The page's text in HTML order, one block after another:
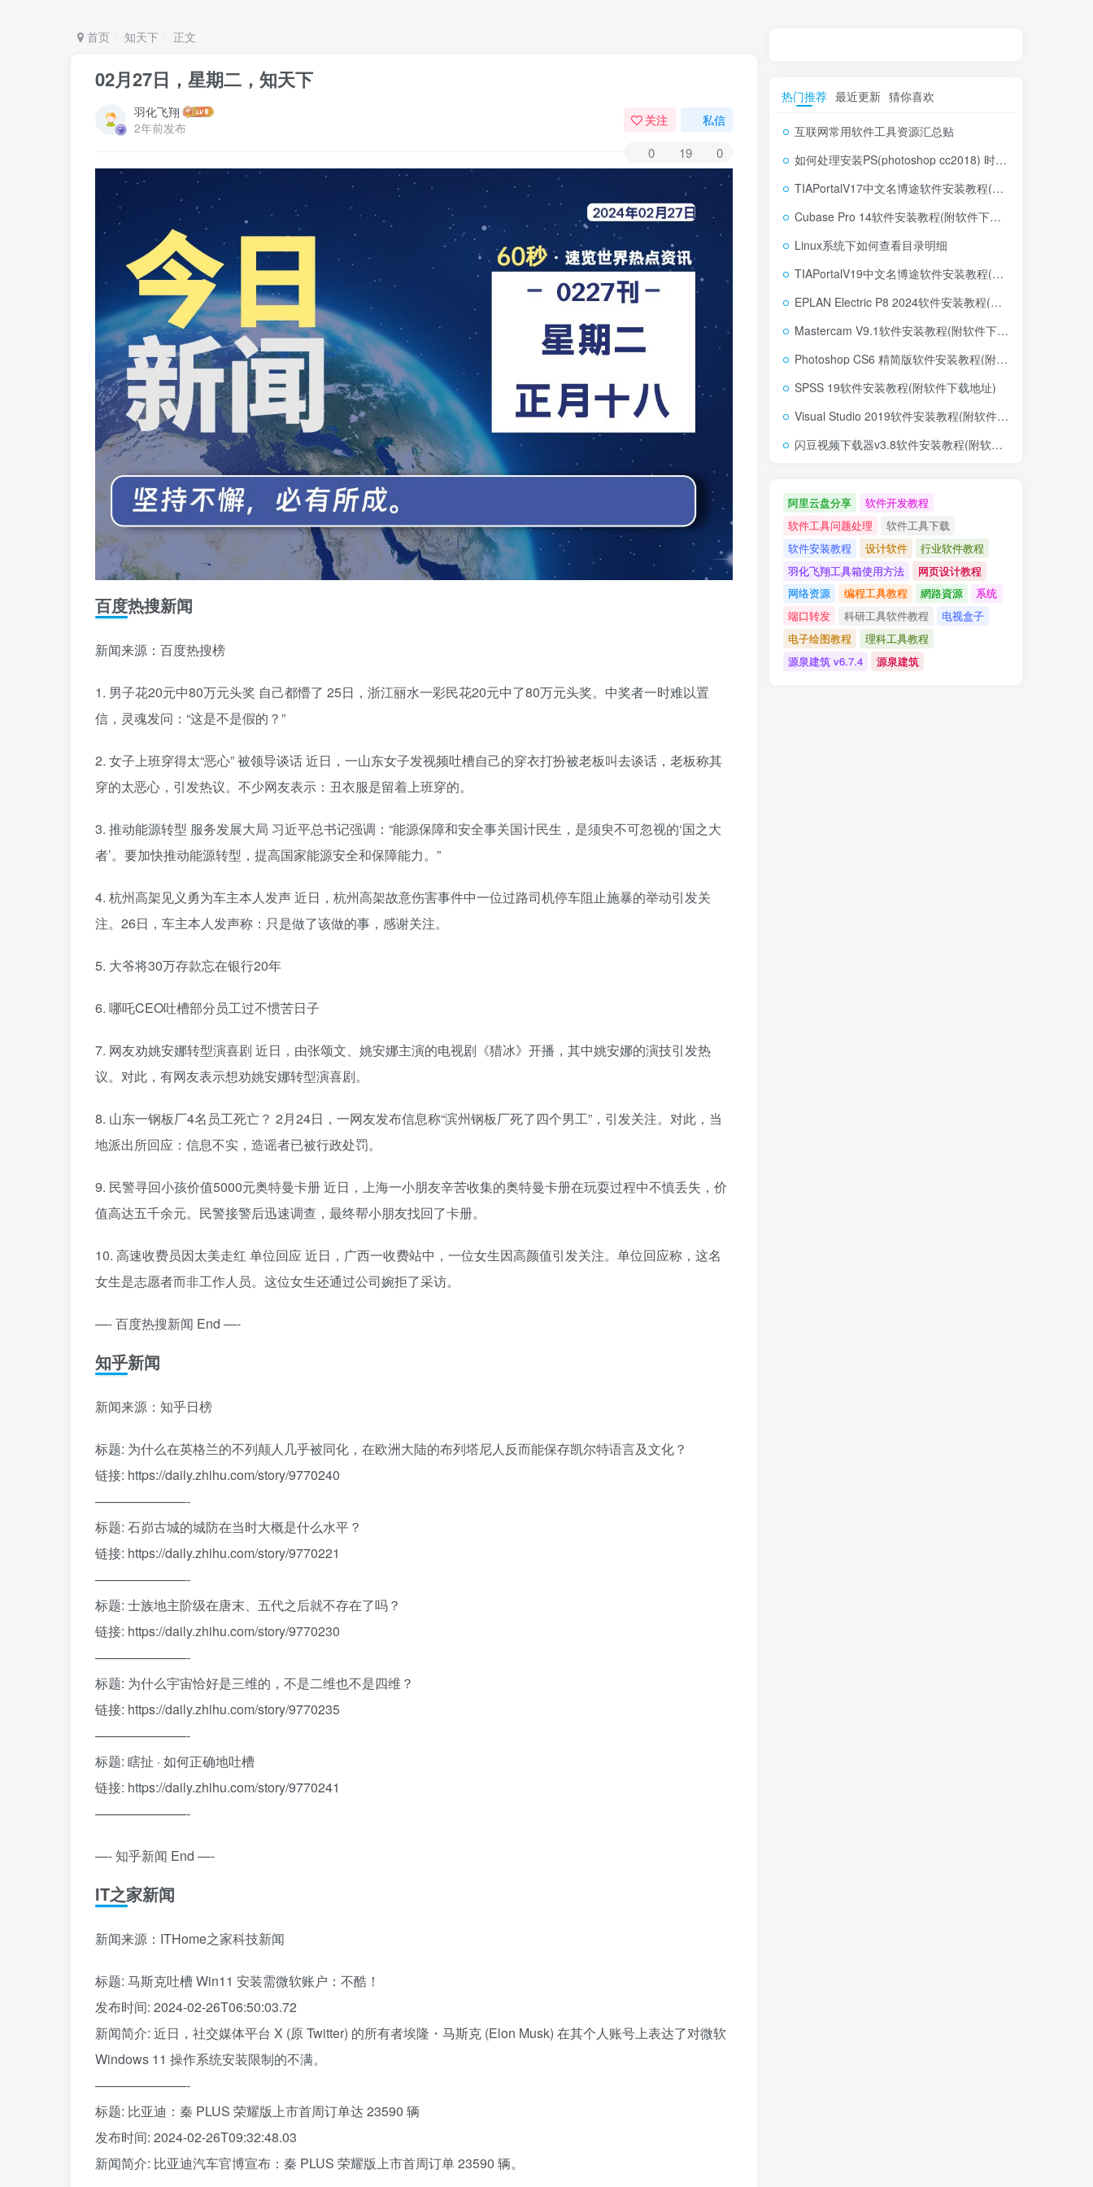
首页 知天下 正文
02月27日，星期二，知天下
羽化飞翔
2年前发布
关注 私信
0 19 0
百度热搜新闻
新闻来源：百度热搜榜
1. 男子花20元中80万元头奖 自己都懵了 25日，浙江丽水一彩民花20元中了80万元头奖。中奖者一时难以置
信，灵魂发问：“这是不是假的？”
2. 女子上班穿得太“恶心” 被领导谈话 近日，一山东女子发视频吐槽自己的穿衣打扮被老板叫去谈话，老板称其
穿的太恶心，引发热议。不少网友表示：丑衣服是留着上班穿的。
3. 推动能源转型 服务发展大局 习近平总书记强调：“能源保障和安全事关国计民生，是须臾不可忽视的‘国之大
者’。要加快推动能源转型，提高国家能源安全和保障能力。”
4. 杭州高架见义勇为车主本人发声 近日，杭州高架故意伤害事件中一位过路司机停车阻止施暴的举动引发关
注。26日，车主本人发声称：只是做了该做的事，感谢关注。
5. 大爷将30万存款忘在银行20年
6. 哪吒CEO吐槽部分员工过不惯苦日子
7. 网友劝姚安娜转型演喜剧 近日，由张颂文、姚安娜主演的电视剧《猎冰》开播，其中姚安娜的演技引发热
议。对此，有网友表示想劝姚安娜转型演喜剧。
8. 山东一钢板厂4名员工死亡？ 2月24日，一网友发布信息称“滨州钢板厂死了四个男工”，引发关注。对此，当
地派出所回应：信息不实，造谣者已被行政处罚。
9. 民警寻回小孩价值5000元奥特曼卡册 近日，上海一小朋友辛苦收集的奥特曼卡册在玩耍过程中不慎丢失，价
值高达五千余元。民警接警后迅速调查，最终帮小朋友找回了卡册。
10. 高速收费员因太美走红 单位回应 近日，广西一收费站中，一位女生因高颜值引发关注。单位回应称，这名
女生是志愿者而非工作人员。这位女生还通过公司婉拒了采访。
—- 百度热搜新闻 End —-
知乎新闻
新闻来源：知乎日榜
标题: 为什么在英格兰的不列颠人几乎被同化，在欧洲大陆的布列塔尼人反而能保存凯尔特语言及文化？
链接: https://daily.zhihu.com/story/9770240
———————-
标题: 石峁古城的城防在当时大概是什么水平？
链接: https://daily.zhihu.com/story/9770221
———————-
标题: 士族地主阶级在唐末、五代之后就不存在了吗？
链接: https://daily.zhihu.com/story/9770230
———————-
标题: 为什么宇宙恰好是三维的，不是二维也不是四维？
链接: https://daily.zhihu.com/story/9770235
———————-
标题: 瞎扯 · 如何正确地吐槽
链接: https://daily.zhihu.com/story/9770241
———————-
—- 知乎新闻 End —-
IT之家新闻
新闻来源：ITHome之家科技新闻
标题: 马斯克吐槽 Win11 安装需微软账户：不酷！
发布时间: 2024-02-26T06:50:03.72
新闻简介: 近日，社交媒体平台 X (原 Twitter) 的所有者埃隆・马斯克 (Elon Musk) 在其个人账号上表达了对微软
Windows 11 操作系统安装限制的不满。
———————-
标题: 比亚迪：秦 PLUS 荣耀版上市首周订单达 23590 辆
发布时间: 2024-02-26T09:32:48.03
新闻简介: 比亚迪汽车官博宣布：秦 PLUS 荣耀版上市首周订单 23590 辆。
热门推荐 最近更新 猜你喜欢
互联网常用软件工具资源汇总贴
如何处理安装PS(photoshop cc2018) 时，提示系统或者IE浏览器需要升级
TIAPortalV17中文名博途软件安装教程(附软件下载地址)
Cubase Pro 14软件安装教程(附软件下载地址)
Linux系统下如何查看目录明细
TIAPortalV19中文名博途软件安装教程(附软件下载地址)
EPLAN Electric P8 2024软件安装教程(附软件下载地址)
Mastercam V9.1软件安装教程(附软件下载地址)
Photoshop CS6 精简版软件安装教程(附软件下载地址)
SPSS 19软件安装教程(附软件下载地址)
Visual Studio 2019软件安装教程(附软件下载地址)
闪豆视频下载器v3.8软件安装教程(附软件下载地址)
阿里云盘分享
软件开发教程
软件工具问题处理
软件工具下载
软件安装教程
设计软件
行业软件教程
羽化飞翔工具箱使用方法
网页设计教程
网络资源
编程工具教程 網路資源
系统
端口转发
科研工具软件教程
电视盒子
电子绘图教程
理科工具教程
源泉建筑 v6.7.4
源泉建筑